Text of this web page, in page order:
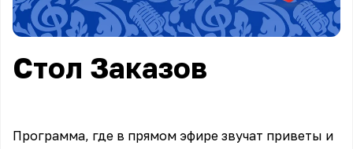
Стол Заказов
Программа, где в прямом эфире звучат приветы и